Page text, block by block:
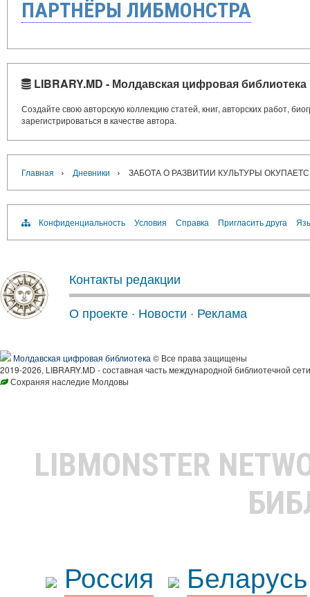
ПАРТНЁРЫ ЛИБМОНСТРА
LIBRARY.MD - Молдавская цифровая библиотека
Создайте свою авторскую коллекцию статей, книг, авторских работ,
зарегистрироваться в качестве автора.
Главная › Дневники › ЗАБОТА О РАЗВИТИИ КУЛЬТУРЫ
Конфиденциальность Условия Справка Пригласить друга
Контакты редакции
О проекте · Новости · Реклама
Молдавская цифровая библиотека © Все права защищены
2019-2026, LIBRARY.MD - составная часть международной библиотечной
Сохраняя наследие Молдовы
LIBMONSTER
Россия
Беларусь